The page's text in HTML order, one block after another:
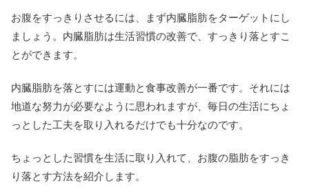
お腹をすっきりさせるには、まず内臓脂肪をターゲットにし
ましょう。内臓脂肪は生活習慣の改善で、すっきり落とすこ
とができます。
内臓脂肪を落とすには運動と食事改善が一番です。それには
地道な努力が必要なように思われますが、毎日の生活にちょ
っとした工夫を取り入れるだけでも十分なのです。
ちょっとした習慣を生活に取り入れて、お腹の脂肪をすっき
り落とす方法を紹介します。